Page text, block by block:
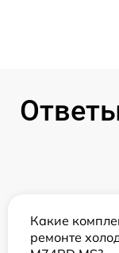
Какие
ремонте